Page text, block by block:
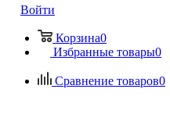
Войти
Корзина0
Избранные товары0
Сравнение товаров0